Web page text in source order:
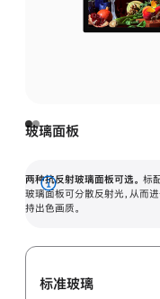
玻璃面板
两种抗反射玻璃面板可选。 标
玻璃面板可分散反射光，从而
持出色画质。
展
开
标准玻璃